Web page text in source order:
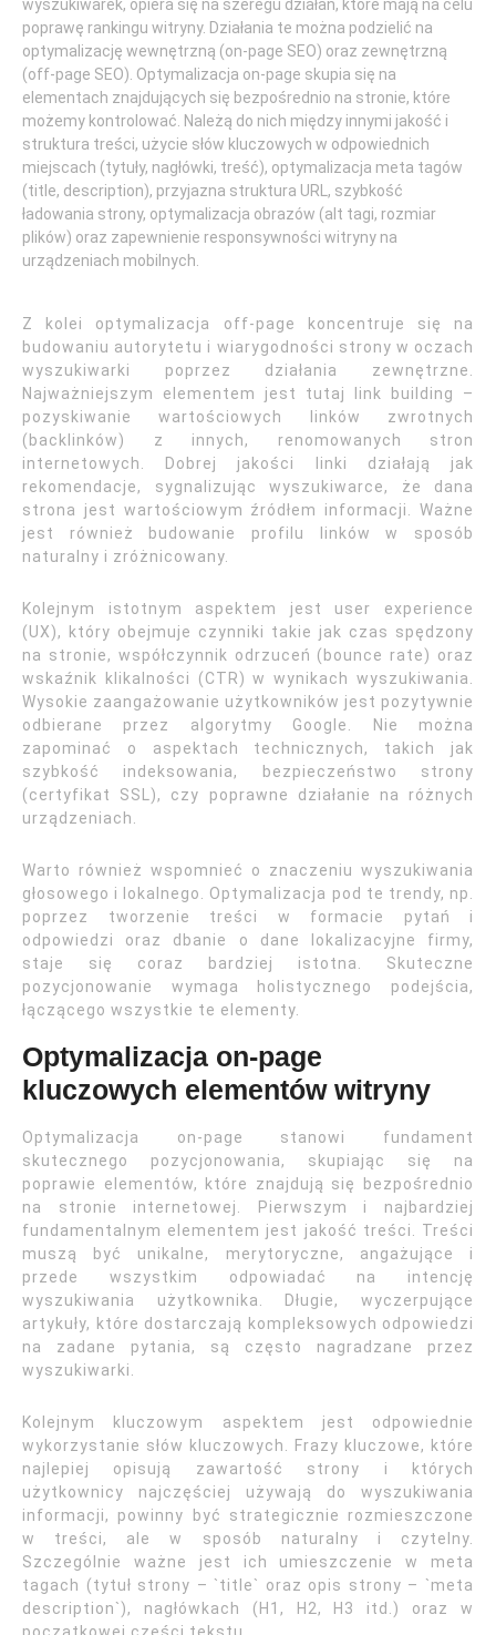
wyszukiwarek, opiera się na szeregu działań, które mają na celu
poprawę rankingu witryny. Działania te można podzielić na
optymalizację wewnętrzną (on-page SEO) oraz zewnętrzną
(off-page SEO). Optymalizacja on-page skupia się na
elementach znajdujących się bezpośrednio na stronie, które
możemy kontrolować. Należą do nich między innymi jakość i
struktura treści, użycie słów kluczowych w odpowiednich
miejscach (tytuły, nagłówki, treść), optymalizacja meta tagów
(title, description), przyjazna struktura URL, szybkość
ładowania strony, optymalizacja obrazów (alt tagi, rozmiar
plików) oraz zapewnienie responsywności witryny na
urządzeniach mobilnych.
Z kolei optymalizacja off-page koncentruje się na
budowaniu autorytetu i wiarygodności strony w oczach
wyszukiwarki poprzez działania zewnętrzne.
Najważniejszym elementem jest tutaj link building –
pozyskiwanie wartościowych linków zwrotnych
(backlinków) z innych, renomowanych stron
internetowych. Dobrej jakości linki działają jak
rekomendacje, sygnalizując wyszukiwarce, że dana
strona jest wartościowym źródłem informacji. Ważne
jest również budowanie profilu linków w sposób
naturalny i zróżnicowany.
Kolejnym istotnym aspektem jest user experience
(UX), który obejmuje czynniki takie jak czas spędzony
na stronie, współczynnik odrzuceń (bounce rate) oraz
wskaźnik klikalności (CTR) w wynikach wyszukiwania.
Wysokie zaangażowanie użytkowników jest pozytywnie
odbierane przez algorytmy Google. Nie można
zapominać o aspektach technicznych, takich jak
szybkość indeksowania, bezpieczeństwo strony
(certyfikat SSL), czy poprawne działanie na różnych
urządzeniach.
Warto również wspomnieć o znaczeniu wyszukiwania
głosowego i lokalnego. Optymalizacja pod te trendy, np.
poprzez tworzenie treści w formacie pytań i
odpowiedzi oraz dbanie o dane lokalizacyjne firmy,
staje się coraz bardziej istotna. Skuteczne
pozycjonowanie wymaga holistycznego podejścia,
łączącego wszystkie te elementy.
Optymalizacja on-page
kluczowych elementów witryny
Optymalizacja on-page stanowi fundament
skutecznego pozycjonowania, skupiając się na
poprawie elementów, które znajdują się bezpośrednio
na stronie internetowej. Pierwszym i najbardziej
fundamentalnym elementem jest jakość treści. Treści
muszą być unikalne, merytoryczne, angażujące i
przede wszystkim odpowiadać na intencję
wyszukiwania użytkownika. Długie, wyczerpujące
artykuły, które dostarczają kompleksowych odpowiedzi
na zadane pytania, są często nagradzane przez
wyszukiwarki.
Kolejnym kluczowym aspektem jest odpowiednie
wykorzystanie słów kluczowych. Frazy kluczowe, które
najlepiej opisują zawartość strony i których
użytkownicy najczęściej używają do wyszukiwania
informacji, powinny być strategicznie rozmieszczone
w treści, ale w sposób naturalny i czytelny.
Szczególnie ważne jest ich umieszczenie w meta
tagach (tytuł strony – `title` oraz opis strony – `meta
description`), nagłówkach (H1, H2, H3 itd.) oraz w